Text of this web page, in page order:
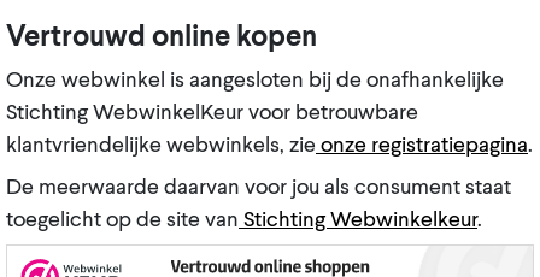
Vertrouwd online kopen
Onze webwinkel is aangesloten bij de onafhankelijke
Stichting WebwinkelKeur voor betrouwbare
klantvriendelijke webwinkels, zie onze registratiepagina.
De meerwaarde daarvan voor jou als consument staat
toegelicht op de site van Stichting Webwinkelkeur.